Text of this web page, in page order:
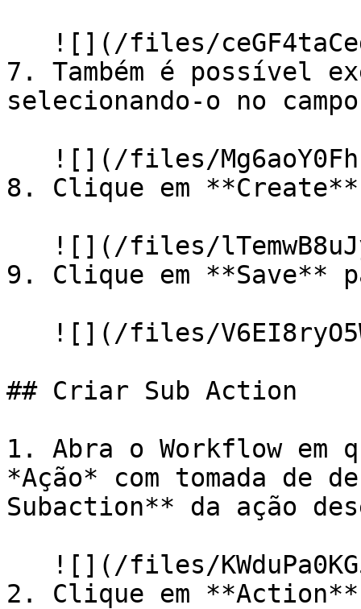
7. Também é possível
selecionando-o no
8. Clique em
9. Clique em **Save**
## Criar Sub Action
1. Abra o Workflow em
*Ação* com tomada de
Subaction** da ação
2. Clique em